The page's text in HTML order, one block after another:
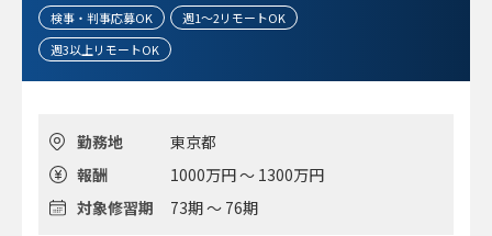
検事・判事応募OK
週1～2リモートOK
週3以上リモートOK
勤務地
東京都
報酬
1000万円 ～ 1300万円
対象修習期
73期 ～ 76期